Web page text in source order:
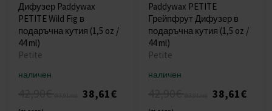
Дифузер Paddywax
PETITE Wild Fig в
подаръчна кутия (1,5 oz /
44 ml)
Petite
наличен
38,61€
Paddywax PETITE
Грейпфрут Дифузер в
подаръчна кутия (1,5 oz /
44 ml)
Petite
наличен
38,61€